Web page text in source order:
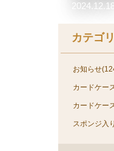
2024.12.18
カテゴ
お知らせ
カードケー
カードケー
スポンジ入